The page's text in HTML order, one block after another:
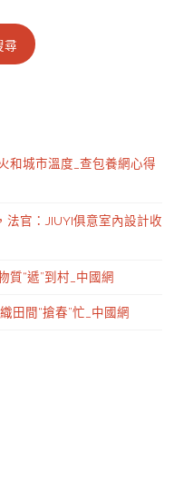
尋
和城市溫度_查包養網心得
官：JIUYI俱意室內設計收
質“遞”到村_中國網
田間“搶春”忙_中國網